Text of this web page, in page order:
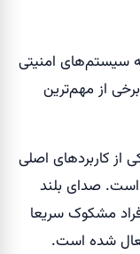
سیستم‌های امنیتی
از مهم‌ترین
از کاربردهای اصلی
است. صدای بلند
مشکوک سریعا
شده است.